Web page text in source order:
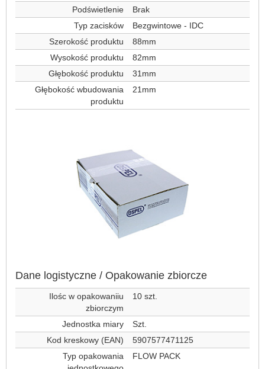
Podświetlenie
Brak
Typ zacisków
Bezgwintowe - IDC
Szerokość produktu
88mm
Wysokość produktu
82mm
Głębokość produktu
31mm
Głębokość wbudowania
produktu
21mm
Dane logistyczne / Opakowanie zbiorcze
Ilośc w opakowaniiu
zbiorczym
10 szt.
Jednostka miary
Szt.
Kod kreskowy (EAN)
5907577471125
Typ opakowania
FLOW PACK